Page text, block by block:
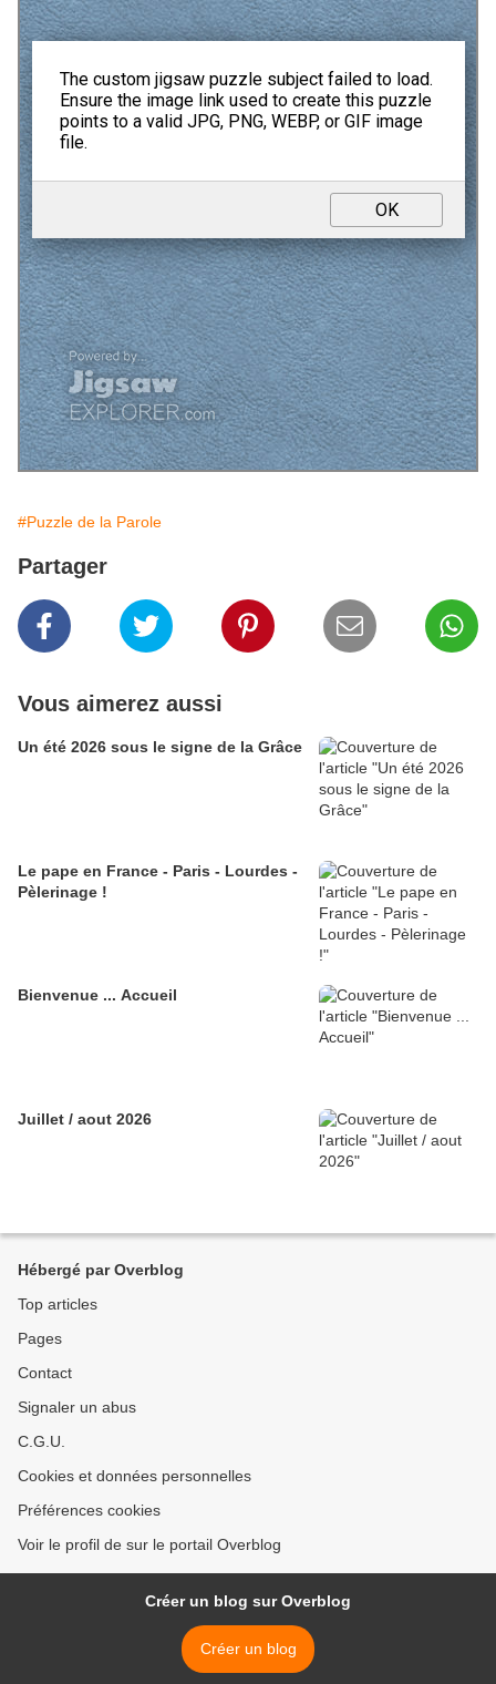
#Puzzle de la Parole
Partager
Vous aimerez aussi
Un été 2026 sous le signe de la Grâce
Le pape en France - Paris - Lourdes -
Pèlerinage !
Bienvenue ... Accueil
Juillet / aout 2026
Hébergé par Overblog
Top articles
Pages
Contact
Signaler un abus
C.G.U.
Cookies et données personnelles
Préférences cookies
Voir le profil de sur le portail Overblog
Créer un blog sur Overblog
Créer un blog